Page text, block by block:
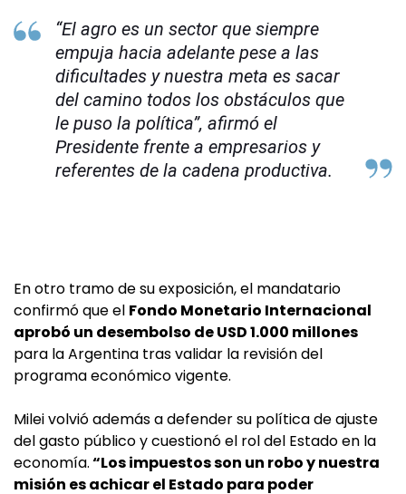
“El agro es un sector que siempre
empuja hacia adelante pese a las
dificultades y nuestra meta es sacar
del camino todos los obstáculos que
le puso la política”, afirmó el
Presidente frente a empresarios y
referentes de la cadena productiva.
En otro tramo de su exposición, el mandatario
confirmó que el Fondo Monetario Internacional
aprobó un desembolso de USD 1.000 millones
para la Argentina tras validar la revisión del
programa económico vigente.
Milei volvió además a defender su política de ajuste
del gasto público y cuestionó el rol del Estado en la
economía.“Los impuestos son un robo y nuestra
misión es achicar el Estado para poder